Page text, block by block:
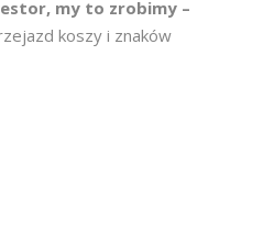
my to zrobimy –
koszy i znaków